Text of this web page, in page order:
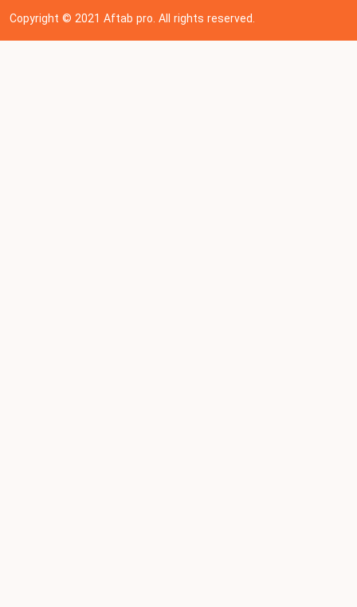
Copyright © 202 1Aftab pro. All rights reserved.